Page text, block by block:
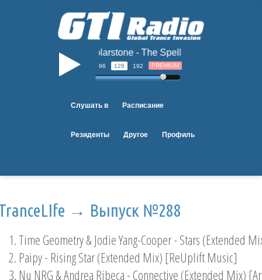
Solarstone - The Spell (Pulser Remix)
b 96 128 192 PREMIUM
Слушать в Расписание
Резиденты Другое Профиль
→ Выпуск №288
1. Time Geometry & Jodie Yang-Cooper - Stars (Extended
2. Paipy - Rising Star (Extended Mix) [ReUplift Music]
3. Nu NRG & Andrea Ribeca - Connective (Extended Mix)